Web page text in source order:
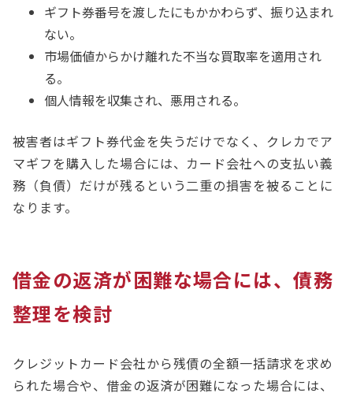
ギフト券番号を渡したにもかかわらず、振り込まれ
ない。
市場価値からかけ離れた不当な買取率を適用され
る。
個人情報を収集され、悪用される。
被害者はギフト券代金を失うだけでなく、クレカでア
マギフを購入した場合には、カード会社への支払い義
務（負債）だけが残るという二重の損害を被ることに
なります。
借金の返済が困難な場合には、債務
整理を検討
クレジットカード会社から残債の全額一括請求を求め
られた場合や、借金の返済が困難になった場合には、